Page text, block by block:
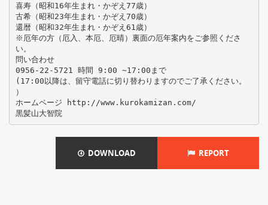
喜寿（昭和16年生まれ・かぞえ77歳）
古希（昭和23年生まれ・かぞえ70歳）
還暦（昭和32年生まれ・かぞえ61歳）
※厄年の方（厄入、本厄、厄晴）裏面の厄年案内をご参照くださ
い。
問い合わせ
0956-22-5721 時間 9:00 ∼17:00まで
(17:00以降は、留守電話に切り替わりますのでご了承ください。
）
ホームページ http://www.kurokamizan.com/
DOWNLOAD REPORT